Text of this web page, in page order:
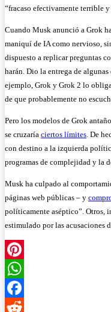
“fracaso efectivamente terrible
Cuando Musk anunció a Grok
maniquí de IA como nervioso,
dispuesto a replicar preguntas
harán. Dio la entrega de
ejemplo, Grok y Grok 2 lo
de que probablemente no
Pero los modelos de Grok
se cruzaría ciertos límites. De
con destino a la izquierda
programas de complejidad y la
Musk ha culpado al
páginas web públicas – y
políticamente aséptico”. Otros,
estimulado por las acusaciones
P
n
W
h
F